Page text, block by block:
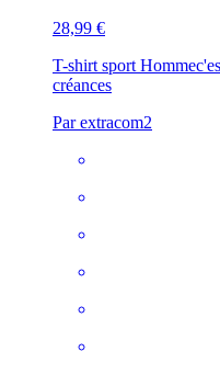
28,99 €
T-shirt sport Homme
créances
Par extracom2